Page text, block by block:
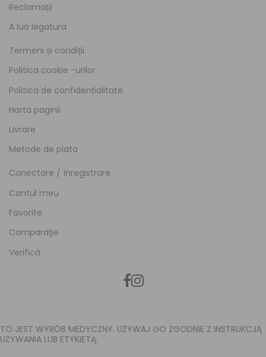
TO JEST WYRÓB MEDYCZNY. UŻYWAJ GO ZGODNIE Z INSTRUKCJĄ
UŻYWANIA LUB ETYKIETĄ.
Reclamații
A lua legatura
Termeni și condiții
Politica cookie -urilor
Politica de confidențialitate
Harta paginii
Livrare
Metode de plata
Conectare / înregistrare
Contul meu
Favorite
Comparaţie
Verifică